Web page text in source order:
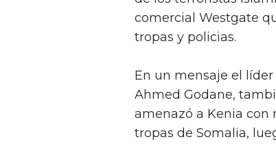
comercial Westgate
tropas y policias.
En un mensaje el
Ahmed Godane,
amenazó a Kenia con
tropas de Somalia,